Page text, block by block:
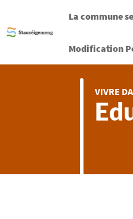
La commune
Modification
VIVRE